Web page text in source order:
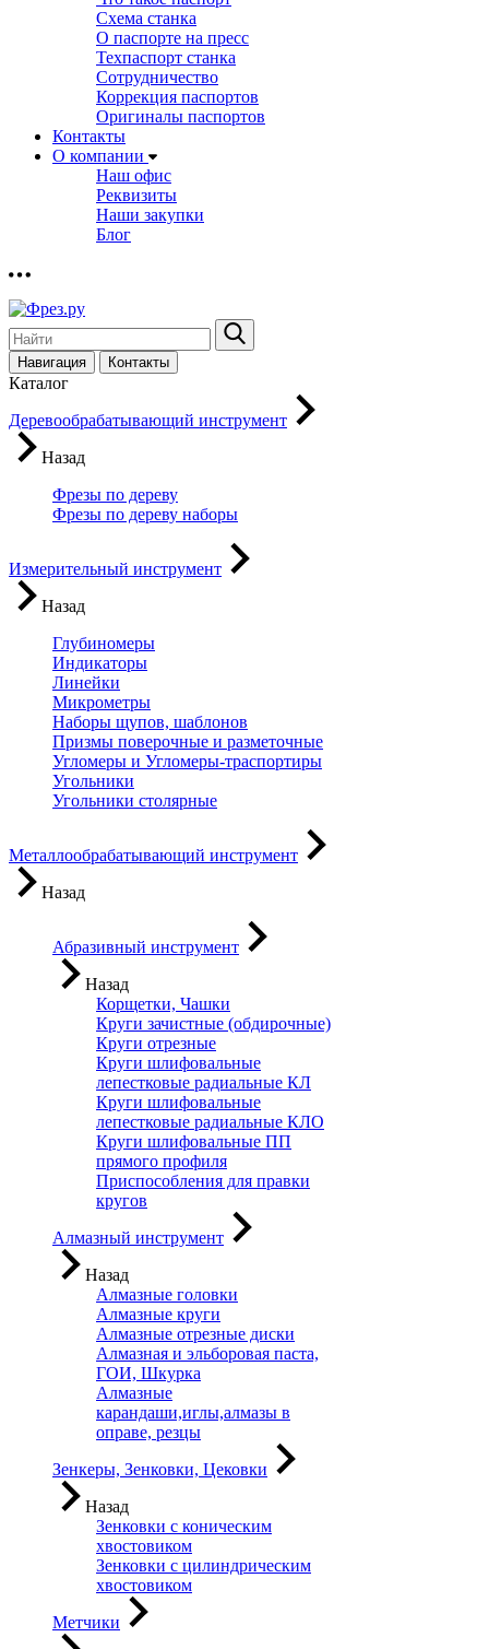
Схема станка
О паспорте на пресс
Техпаспорт станка
Сотрудничество
Коррекция паспортов
Оригиналы паспортов
Контакты
О компании
Наш офис
Реквизиты
Наши закупки
Блог
Навигация Контакты
Каталог
Деревообрабатывающий инструмент
Назад
Фрезы по дереву
Фрезы по дереву наборы
Измерительный инструмент
Назад
Глубиномеры
Индикаторы
Линейки
Микрометры
Наборы щупов, шаблонов
Призмы поверочные и разметочные
Угломеры и Угломеры-траспортиры
Угольники
Угольники столярные
Металлообрабатывающий инструмент
Назад
Абразивный инструмент
Назад
Корщетки, Чашки
Круги зачистные (обдирочные)
Круги отрезные
Круги шлифовальные
лепестковые радиальные КЛ
Круги шлифовальные
лепестковые радиальные КЛО
Круги шлифовальные ПП
прямого профиля
Приспособления для правки
кругов
Алмазный инструмент
Назад
Алмазные головки
Алмазные круги
Алмазные отрезные диски
Алмазная и эльборовая паста,
ГОИ, Шкурка
Алмазные
карандаши,иглы,алмазы в
оправе, резцы
Зенкеры, Зенковки, Цековки
Назад
Зенковки с коническим
хвостовиком
Зенковки с цилиндрическим
хвостовиком
Метчики